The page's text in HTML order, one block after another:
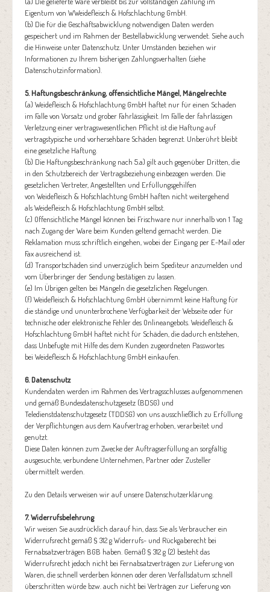
Eigentum von WWeidefleisch & Hofschlachtung GmbH.
(b) Die für die Geschäftsabwicklung notwendigen Daten werden
gespeichert und im Rahmen der Bestellabwicklung verwendet. Siehe auch
die Hinweise unter Datenschutz. Unter Umständen beziehen wir
Informationen zu Ihrem bisherigen Zahlungsverhalten (siehe
Datenschutzinformation).
5. Haftungsbeschränkung, offensichtliche Mängel, Mängelrechte
(a) Weidefleisch & Hofschlachtung GmbH haftet nur für einen Schaden
im Falle von Vorsatz und grober Fahrlässigkeit. Im Falle der fahrlässigen
Verletzung einer vertragswesentlichen Pflicht ist die Haftung auf
vertragstypische und vorhersehbare Schäden begrenzt. Unberührt bleibt
eine gesetzliche Haftung.
(b) Die Haftungsbeschränkung nach 5.a) gilt auch gegenüber Dritten, die
in den Schutzbereich der Vertragsbeziehung einbezogen werden. Die
gesetzlichen Vertreter, Angestellten und Erfüllungsgehilfen
von Weidefleisch & Hofschlachtung GmbH haften nicht weitergehend
als Weidefleisch & Hofschlachtung GmbH selbst.
(c) Offensichtliche Mängel können bei Frischware nur innerhalb von 1 Tag
nach Zugang der Ware beim Kunden geltend gemacht werden. Die
Reklamation muss schriftlich eingehen, wobei der Eingang per E-Mail oder
Fax ausreichend ist.
(d) Transportschäden sind unverzüglich beim Spediteur anzumelden und
vom Überbringer der Sendung bestätigen zu lassen.
(e) Im Übrigen gelten bei Mängeln die gesetzlichen Regelungen.
(f) Weidefleisch & Hofschlachtung GmbH übernimmt keine Haftung für
die ständige und ununterbrochene Verfügbarkeit der Webseite oder für
technische oder elektronische Fehler des Onlineangebots. Weidefleisch &
Hofschlachtung GmbH haftet nicht für Schäden, die dadurch entstehen,
dass Unbefugte mit Hilfe des dem Kunden zugeordneten Passwortes
bei Weidefleisch & Hofschlachtung GmbH einkaufen.
6. Datenschutz
Kundendaten werden im Rahmen des Vertragsschlusses aufgenommenen
und gemäß Bundesdatenschutzgesetz (BDSG) und
Teledienstdatenschutzgesetz (TDDSG) von uns ausschließlich zu Erfüllung
der Verpflichtungen aus dem Kaufvertrag erhoben, verarbeitet und
genutzt.
Diese Daten können zum Zwecke der Auftragserfüllung an sorgfältig
ausgesuchte, verbundene Unternehmen, Partner oder Zusteller
übermittelt werden.
Zu den Details verweisen wir auf unsere Datenschutzerklärung.
7. Widerrufsbelehrung
Wir weisen Sie ausdrücklich darauf hin, dass Sie als Verbraucher ein
Widerrufsrecht gemäß § 312 g Widerrufs- und Rückgaberecht bei
Fernabsatzverträgen BGB haben. Gemäß § 312 g (2) besteht das
Widerrufsrecht jedoch nicht bei Fernabsatzverträgen zur Lieferung von
Waren, die schnell verderben können oder deren Verfallsdatum schnell
überschritten würde bzw. auch nicht bei Verträgen zur Lieferung von